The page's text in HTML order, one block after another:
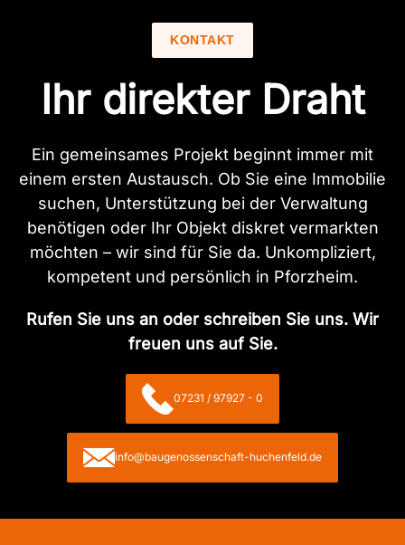
KONTAKT
Ihr direkter Draht
Ein gemeinsames Projekt beginnt immer mit
einem ersten Austausch. Ob Sie eine Immobilie
suchen, Unterstützung bei der Verwaltung
benötigen oder Ihr Objekt diskret vermarkten
möchten – wir sind für Sie da. Unkompliziert,
kompetent und persönlich in Pforzheim.
Rufen Sie uns an oder schreiben Sie uns. Wir
freuen uns auf Sie.
07231 / 97927 - 0
info@baugenossenschaft-huchenfeld.de